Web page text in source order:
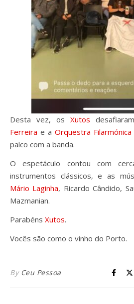
Desta vez, os Xutos
Ferreira e a Orquestra
palco com a banda.
O espetáculo contou com
instrumentos clássicos, e as
Mário Laginha, Ricardo Cândido,
Mazmanian.
Parabéns Xutos.
Vocês são como o vinho do Porto.
By Ceu Pessoa